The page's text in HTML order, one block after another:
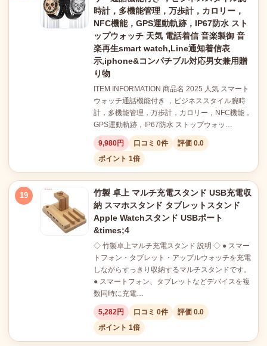
時計，多機能管理，万歩計，カロリー，
NFC機能，GPS運動軌跡，IP67防水 スト
ップウォッチ 天気 電話着信 音楽製御 音
楽再生smart watch,Line通知着信表
示,iphone&コンパチブル対応男女兼用贈
り物
ITEM INFORMATION 商品名 2025 人気 スマート
ウォッチ通話機能付き ，ビジネススタイル腕時
計，多機能管理，万歩計，カロリー，NFC機能，
GPS運動軌跡，IP67防水 ストップウォッ…
9,980円 口コミ 0件
評価 0.0
ポイント 1倍
19
竹製 卓上 マルチ充電スタンド USB充電収
納 スマホスタンド タブレットスタンド
Apple Watchスタンド USBポート
&times;4
◇ 竹製卓上マルチ充電スタンド 説明 ◇ ● スマー
トフォン・タブレット・アップルウォッチを充電
しながらすっきり収納するマルチスタンドです。
● スマートフォン、タブレットなどデバイスを複
数同時に充電…
5,282円 口コミ 0件
評価 0.0
ポイント 1倍